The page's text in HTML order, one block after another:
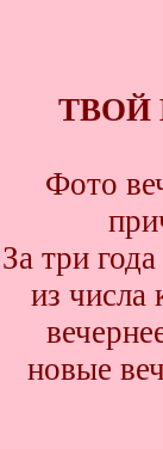
ТВОЙ
Фото
За три
из числа
новые